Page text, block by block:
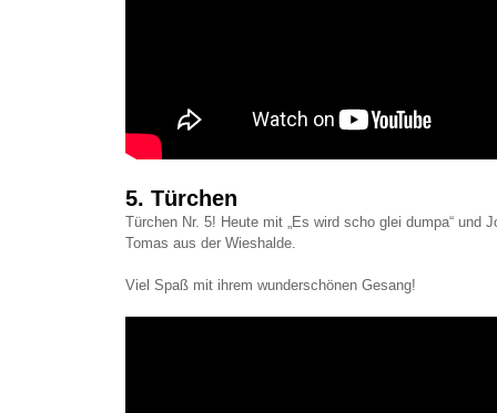
5. Türchen
Türchen Nr. 5! Heute mit „Es wird scho glei dumpa“ und
Tomas aus der Wieshalde.
Viel Spaß mit ihrem wunderschönen Gesang!